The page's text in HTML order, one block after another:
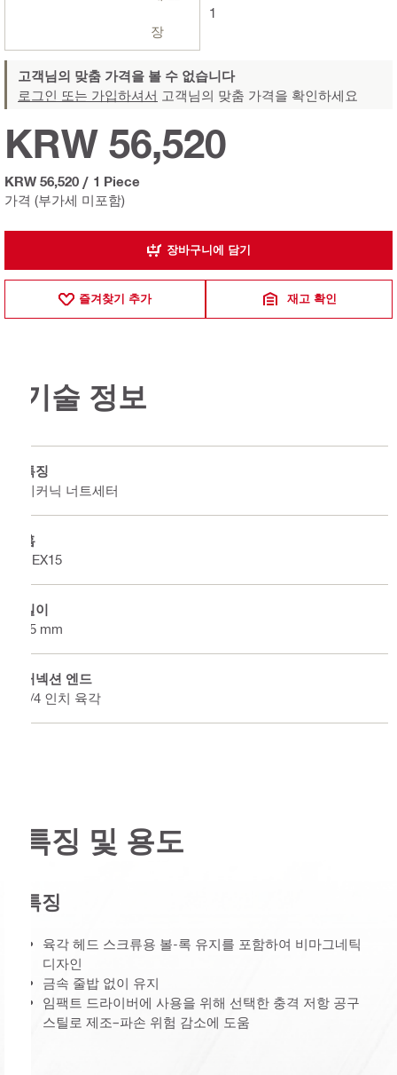
장
1
고객님의 맞춤 가격을 볼 수 없습니다
로그인 또는 가입하셔서 고객님의 맞춤 가격을 확인하세요
가격 (부가세 미포함)
KRW 56,520
KRW 56,520 / 1 Piece
장바구니에 담기
즐겨찾기 추가 재고 확인
기술 정보
특징
메커닉 너트세터
홈
HEX15
길이
95 mm
커넥션 엔드
1/4 인치 육각
특징 및 용도
특징
육각 헤드 스크류용 볼-록 유지를 포함하여 비마그네틱
디자인
금속 줄밥 없이 유지
임팩트 드라이버에 사용을 위해 선택한 충격 저항 공구
스틸로 제조–파손 위험 감소에 도움